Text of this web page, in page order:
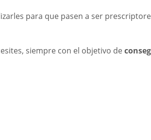
para que pasen a ser
siempre con el objetivo de